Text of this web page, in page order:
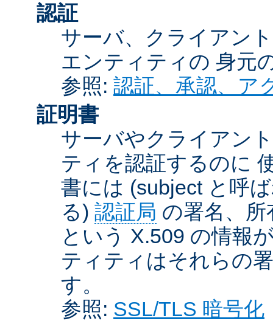
認証
サーバ、クライアン
エンティティの 身元
参照: 認証、承認、ア
証明書
サーバやクライアン
ティを認証するのに
書には (subject と呼
る) 認証局 の署名、
という X.509 の情報
ティティはそれらの
す。
参照: SSL/TLS 暗号化